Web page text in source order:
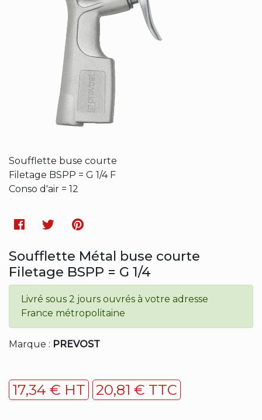
Soufflette buse courte
Filetage BSPP = G 1/4 F
Conso d'air = 12
Facebook
TwitterPinterest
Soufflette Métal buse courte
Filetage BSPP = G 1/4
Livré sous 2 jours ouvrés à votre adresse
France métropolitaine
Marque : PREVOST
17,34 € HT 20,81 € TTC